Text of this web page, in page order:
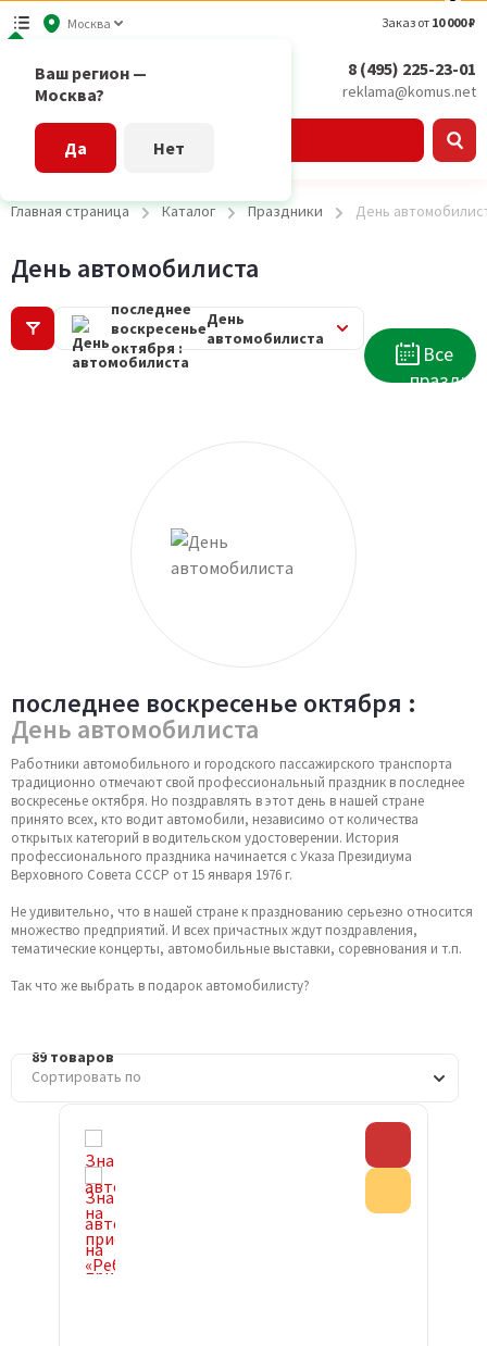
Москва
Ваш регион —
Москва?
Да Нет
Заказ от 10 000 ₽
8 (495) 225-23-01
reklama@komus.net
Главная страница Каталог Праздники День
День автомобилиста
последнее
воскресенье
октября :
День
автомобилиста
Все
последнее воскресенье октября :
День автомобилиста
Работники автомобильного и городского пассажирского транспорта
традиционно отмечают свой профессиональный праздник в последнее
воскресенье октября. Но поздравлять в этот день в нашей стране
принято всех, кто водит автомобили, независимо от количества
открытых категорий в водительском удостоверении. История
профессионального праздника начинается с Указа Президиума
Верховного Совета СССР от 15 января 1976 г.
Не удивительно, что в нашей стране к празднованию серьезно относится
множество предприятий. И всех причастных ждут поздравления,
тематические концерты, автомобильные выставки, соревнования и т.п.
Так что же выбрать в подарок автомобилисту?
89 товаров